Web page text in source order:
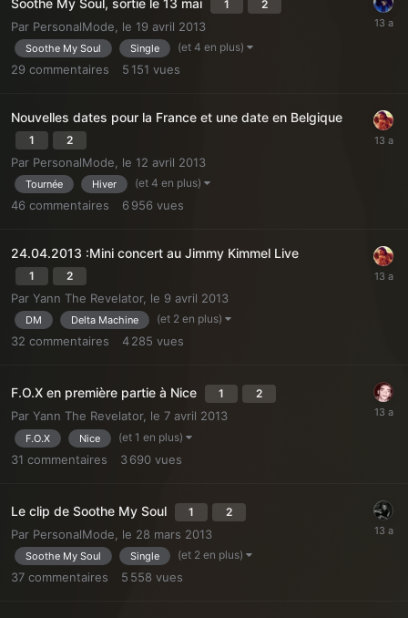
1 2
Par PersonalMode le 19 avril 2013
Soothe My Soul Single (et 4 en plus)
29 commentaires 5 151 vues
Nouvelles dates pour la France et une date en Belgique
1 2
Par PersonalMode le 12 avril 2013
Tournée Hiver (et 4 en plus)
46 commentaires 6 956 vues
24.04.2013 :Mini concert au Jimmy Kimmel Live
1 2
Par Yann The Revelator, le 9 avril 2013
DM Delta Machine (et 2 en plus)
32 commentaires 4 285 vues
F.O.X en première partie à Nice 1 2
Par Yann The Revelator, le 7 avril 2013
F.O.X Nice (et 1 en plus)
31 commentaires 3 690 vues
Le clip de Soothe My Soul 1 2
Par PersonalMode le 28 mars 2013
Soothe My Soul Single (et 2 en plus)
37 commentaires 5 558 vues